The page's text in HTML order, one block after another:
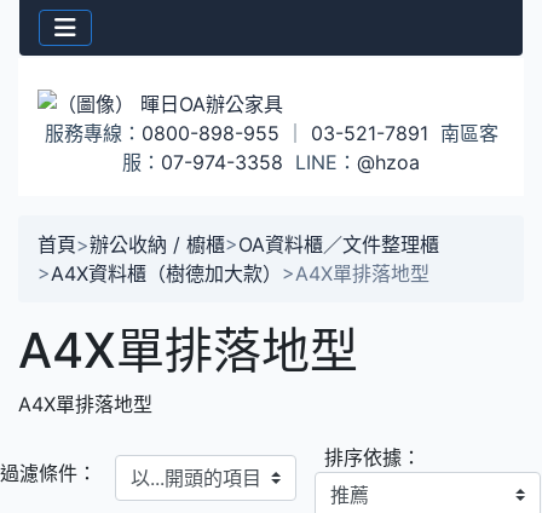
服務專線： 0800-898-955 03-521-7891 南區客
服： 07-974-3358 LINE： @hzoa
首頁>辦公收納 / 櫥櫃>OA資料櫃／文件整理櫃
>A4X資料櫃（樹德加大款） >A4X單排落地型
A4X單排落地型
A4X單排落地型
過濾條件： 以...開頭的項目 排序依據：